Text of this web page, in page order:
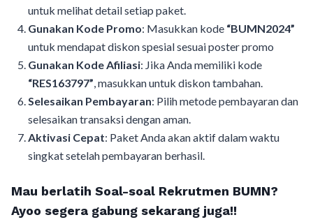
untuk melihat detail setiap paket.
Gunakan Kode Promo: Masukkan kode “BUMN2024”
untuk mendapat diskon spesial sesuai poster promo
Gunakan Kode Afiliasi: Jika Anda memiliki kode
“RES163797”, masukkan untuk diskon tambahan.
Selesaikan Pembayaran: Pilih metode pembayaran dan
selesaikan transaksi dengan aman.
Aktivasi Cepat: Paket Anda akan aktif dalam waktu
singkat setelah pembayaran berhasil.
Mau berlatih Soal-soal Rekrutmen BUMN?
Ayoo segera gabung sekarang juga!!